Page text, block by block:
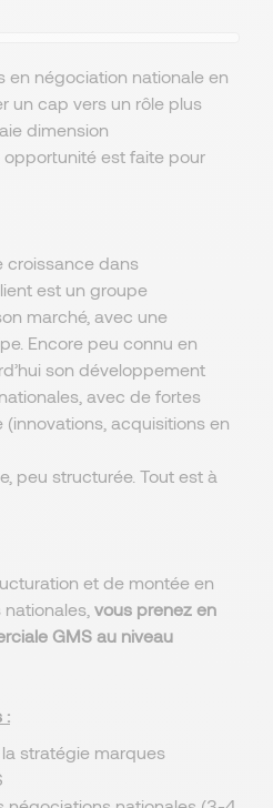
en négociation nationale en
un cap vers un rôle plus
dimension
est faite pour
croissance dans
est un groupe
marché, avec une
Encore peu connu en
son développement
avec de fortes
acquisitions en
peu structurée. Tout est à
et de montée en
vous prenez en
GMS au niveau
:
stratégie marques